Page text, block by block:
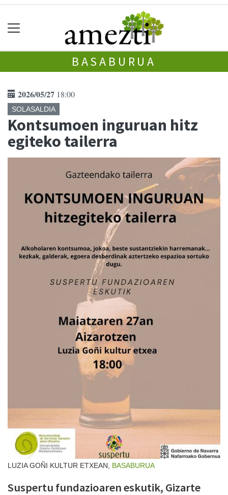
BASABURUA
2026/05/27 18:00
SOLASALDIA
Kontsumoen inguruan hitz
egiteko tailerra
LUZIA GOÑI KULTUR ETXEAN, BASABURUA
Suspertu fundazioaren eskutik, Gizarte